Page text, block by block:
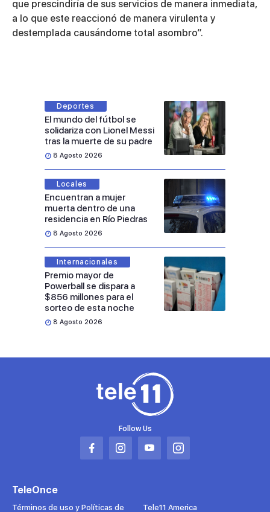
que prescindiría de sus servicios de manera inmediata,
a lo que este reaccionó de manera virulenta y
destemplada causándome total asombro”.
Deportes
El mundo del fútbol se
solidariza con Lionel Messi
tras la muerte de su padre
8 Agosto 2026
Locales
Encuentran a mujer
muerta dentro de una
residencia en Río Piedras
8 Agosto 2026
Internacionales
Premio mayor de
Powerball se dispara a
$856 millones para el
sorteo de esta noche
8 Agosto 2026
Follow Us
Abrir
pestaña
Abrir
pestaña
Abrir
pestaña
Abrir
pestaña
TeleOnce
Términos de uso y Políticas de Tele11 America